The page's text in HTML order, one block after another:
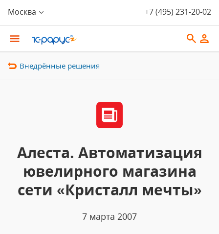
Москва +7 (495) 231-20-02
Внедрённые решения
Алеста. Автоматизация
ювелирного магазина
сети «Кристалл мечты»
7 марта 2007